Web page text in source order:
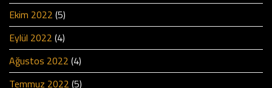
Ekim 2022 (5)
Eylül 2022 (4)
Ağustos 2022 (4)
Temmuz 2022 (5)